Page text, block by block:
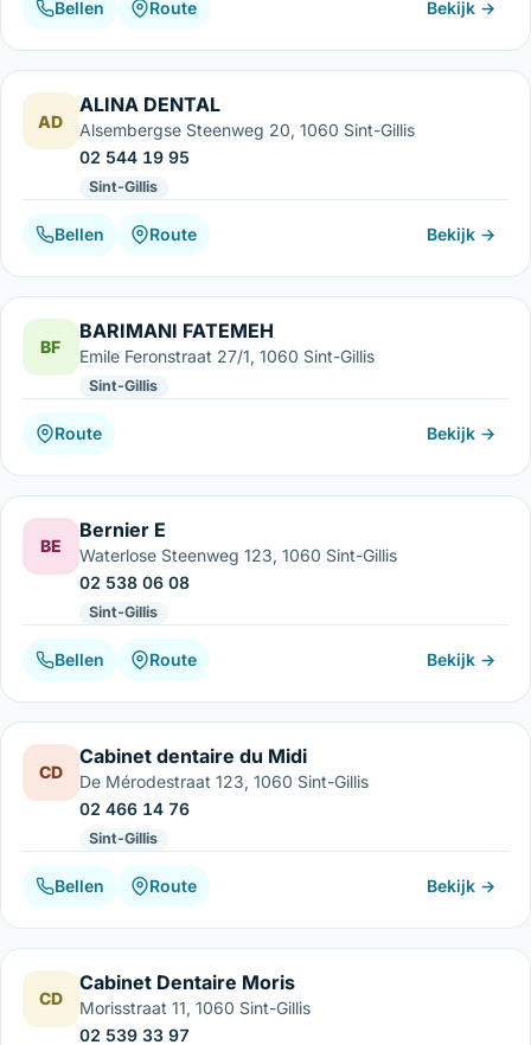
Bellen Route Bekijk →
AD
ALINA DENTAL
Alsembergse Steenweg 20, 1060 Sint-Gillis
02 544 19 95
Sint-Gillis
Bellen Route Bekijk →
BF
BARIMANI FATEMEH
Emile Feronstraat 27/1, 1060 Sint-Gillis
Sint-Gillis
Route Bekijk →
BE
Bernier E
Waterlose Steenweg 123, 1060 Sint-Gillis
02 538 06 08
Sint-Gillis
Bellen Route Bekijk →
CD
Cabinet dentaire du Midi
De Mérodestraat 123, 1060 Sint-Gillis
02 466 14 76
Sint-Gillis
Bellen Route Bekijk →
CD
Cabinet Dentaire Moris
Morisstraat 11, 1060 Sint-Gillis
02 539 33 97